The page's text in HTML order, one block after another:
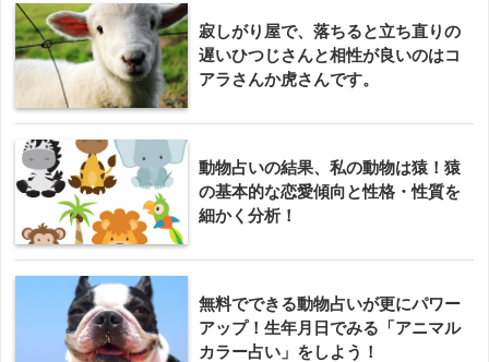
寂しがり屋で、落ちると立ち直りの
遅いひつじさんと相性が良いのはコ
アラさんか虎さんです。
動物占いの結果、私の動物は猿！猿
の基本的な恋愛傾向と性格・性質を
細かく分析！
無料でできる動物占いが更にパワー
アップ！生年月日でみる「アニマル
カラー占い」をしよう！